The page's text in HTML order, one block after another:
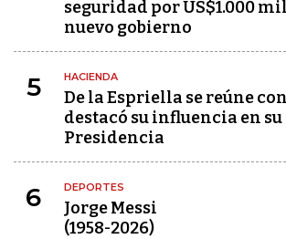
seguridad por US$1.000
nuevo gobierno
5 HACIENDA
De la Espriella se reúne
destacó su influencia en
Presidencia
6 DEPORTES
Jorge Messi
(1958-2026)